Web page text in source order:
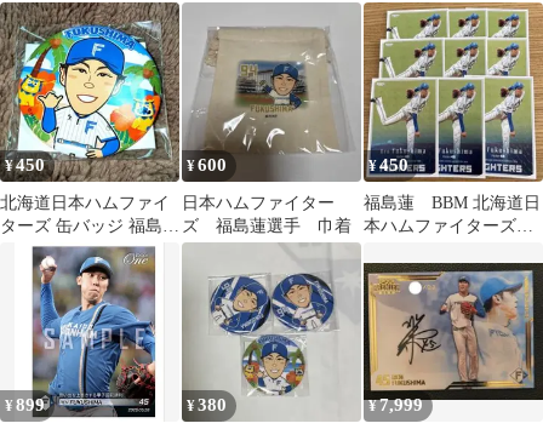
2026
¥450
北海道日本ハムファイ
ターズ 缶バッジ 福島蓮
選手
¥600
日本ハムファイター
ズ 福島蓮選手 巾着
¥450
福島蓮 BBM 北海道日
本ハムファイターズ
¥899 ¥380 ¥7,999